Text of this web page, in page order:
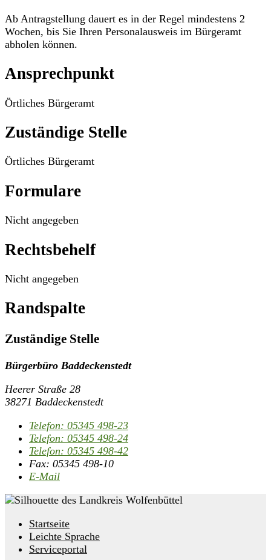
Ab Antragstellung dauert es in der Regel mindestens 2
Wochen, bis Sie Ihren Personalausweis im Bürgeramt
abholen können.
Ansprechpunkt
Örtliches Bürgeramt
Zuständige Stelle
Örtliches Bürgeramt
Formulare
Nicht angegeben
Rechtsbehelf
Nicht angegeben
Randspalte
Zuständige Stelle
Bürgerbüro Baddeckenstedt
Heerer Straße 28
38271 Baddeckenstedt
Telefon: 05345 498-23
Telefon: 05345 498-24
Telefon: 05345 498-42
Fax: 05345 498-10
E-Mail
Startseite
Leichte Sprache
Serviceportal